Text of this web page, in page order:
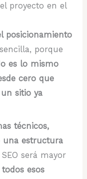
proyecto en el
posicionamiento
porque
es lo mismo
cero que
sitio ya
técnicos,
una estructura
será mayor
esos